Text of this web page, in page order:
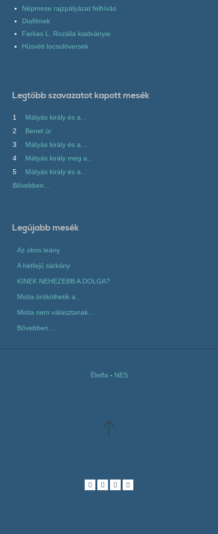
Népmese rajzpályázat felhívás
Diafilmek
Farkas L. Rozália kiadványai
Húsvéti locsolóversek
Legtöbb szavazatot kapott mesék
1
Mátyás király és a...
2
Benet úr
3
Mátyás király és a...
4
Mátyás király meg a...
5
Mátyás király és a...
Bővebben...
Legújabb mesék
Az okos leány
A hétfejű sárkány
KINEK NEHEZEBB A DOLGA?
Mióta örökölhetik a...
Mióta nem választanak...
Bővebben...
Életfa - NES